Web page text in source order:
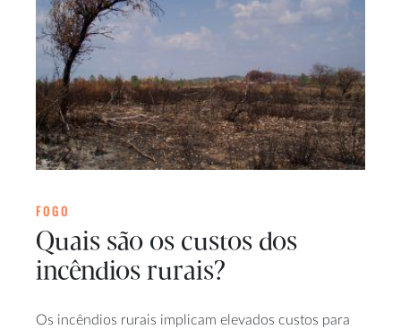
FOGO
Quais são os custos dos
incêndios rurais?
Os incêndios rurais implicam elevados custos para